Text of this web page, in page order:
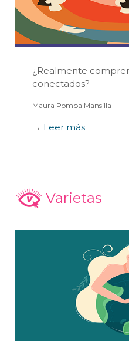
¿Realmente
conectados?
Maura Pompa Mansilla
→ Leer más
Varietas